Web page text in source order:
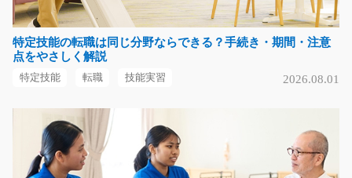
気になる
倉庫内ピッキング作業/y03_01619
急募
長期で安定して働ける倉庫内での軽作業スタッフ募集で
す☆ 夜勤帯でガッツ…
長期（3ヶ月以上）
特定技能の転職は同じ分野ならできる？手続き・期間・注意
点をやさしく解説
特定技能 転職 技能実習 2026.08.01